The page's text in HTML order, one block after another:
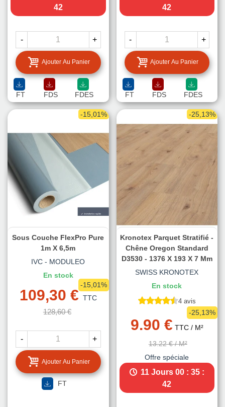
40
- +
Ajouter Au Panier
FT FDS FDES
40
- +
Ajouter Au Panier
FT FDS FDES
-15,01%
Sous Couche FlexPro Pure
1m X 6,5m
IVC - MODULEO
En stock
109,30 € TTC
128,60 €
-15,01%
- +
Ajouter Au Panier
FT
-25,13%
Kronotex Parquet Stratifié -
Chêne Oregon Standard
D3530 - 1376 X 193 X 7 Mm
SWISS KRONOTEX
En stock
4 avis
9.90 € TTC/ M²
13.22 € / M²
-25,13%
Offre spéciale
11 Jours 00 : 35 :
40